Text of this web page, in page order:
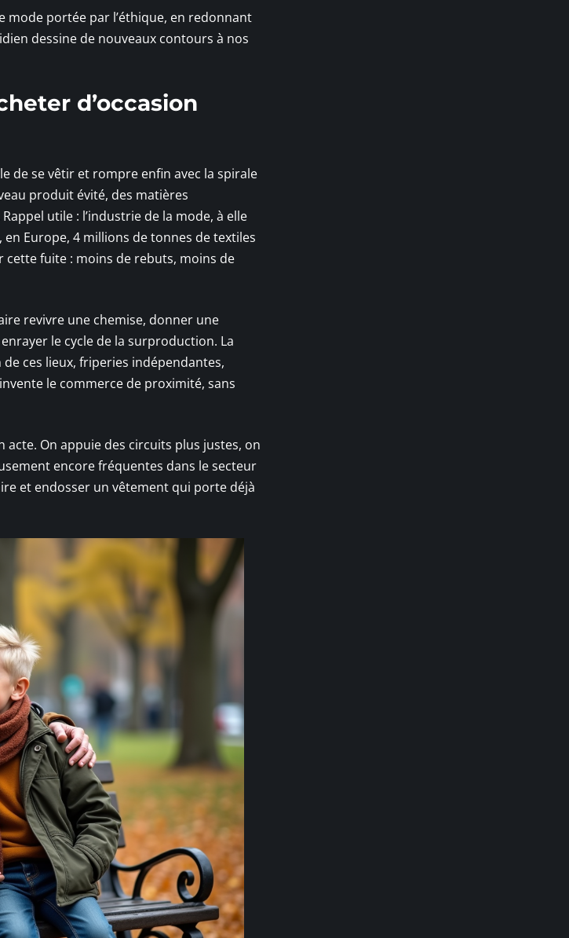
mode portée par l’éthique, en redonnant
dessine de nouveaux contours à nos
d’occasion
de se vêtir et rompre enfin avec la spirale
produit évité, des matières
utile : l’industrie de la mode, à elle
Europe, 4 millions de tonnes de textiles
cette fuite : moins de rebuts, moins de
revivre une chemise, donner une
le cycle de la surproduction. La
ces lieux, friperies indépendantes,
le commerce de proximité, sans
acte. On appuie des circuits plus justes, on
encore fréquentes dans le secteur
et endosser un vêtement qui porte déjà